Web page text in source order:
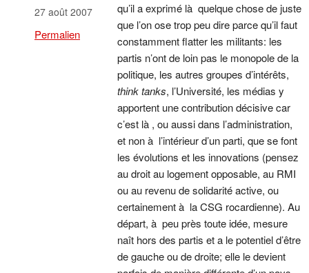
27 août 2007
Permalien
qu’il a exprimé là quelque chose de juste
que l’on ose trop peu dire parce qu’il faut
constamment flatter les militants: les
partis n’ont de loin pas le monopole de la
politique, les autres groupes d’intérêts,
think tanks, l’Université, les médias y
apportent une contribution décisive car
c’est là , ou aussi dans l’administration,
et non à l’intérieur d’un parti, que se font
les évolutions et les innovations (pensez
au droit au logement opposable, au RMI
ou au revenu de solidarité active, ou
certainement à la CSG rocardienne). Au
départ, à peu près toute idée, mesure
naît hors des partis et a le potentiel d’être
de gauche ou de droite; elle le devient